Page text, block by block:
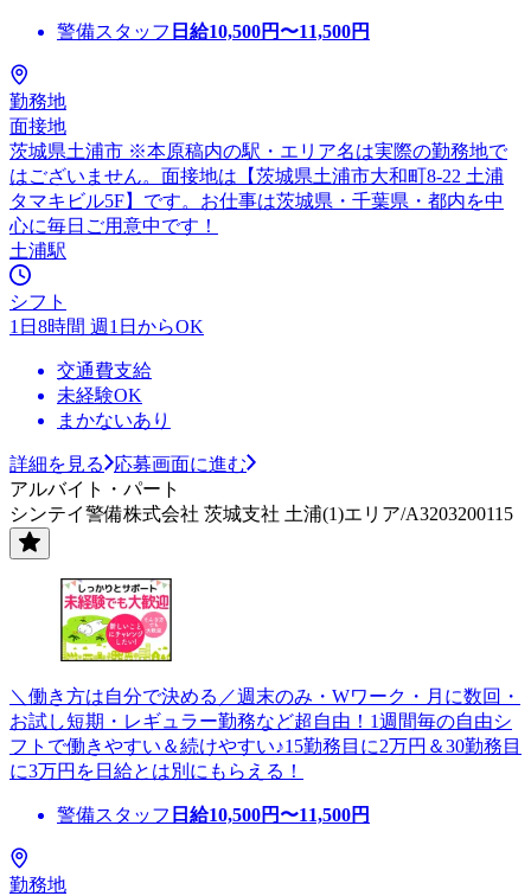
警備スタッフ 日給10,500円〜11,500円
勤務地
面接地
茨城県土浦市 ※本原稿内の駅・エリア名は実際の勤務地で
はございません。面接地は【茨城県土浦市大和町8-22 土浦
タマキビル5F】です。お仕事は茨城県・千葉県・都内を中
心に毎日ご用意中です！
土浦駅
シフト
1日8時間 週1日からOK
交通費支給
未経験OK
まかないあり
詳細を見る
応募画面に進む
アルバイト・パート
シンテイ警備株式会社 茨城支社 土浦(1)エリア/A3203200115
＼働き方は自分で決める／週末のみ・Wワーク・月に数回・
お試し短期・レギュラー勤務など超自由！1週間毎の自由シ
フトで働きやすい＆続けやすい♪15勤務目に2万円＆30勤務目
に3万円を日給とは別にもらえる！
警備スタッフ 日給10,500円〜11,500円
勤務地